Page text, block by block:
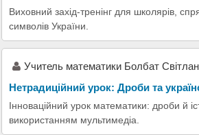
Виховний захід-тренінг для школярів,
символів України.
Учитель математики Болбат
Нетрадиційний урок: Дроби та
Інноваційний урок математики: дроби й
використанням мультимедіа.